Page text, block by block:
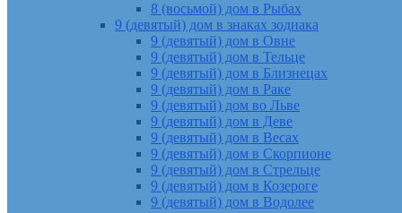
8 (восьмой) дом в Рыбах
9 (девятый) дом в знаках зодиака
9 (девятый) дом в Овне
9 (девятый) дом в Тельце
9 (девятый) дом в Близнецах
9 (девятый) дом в Раке
9 (девятый) дом во Льве
9 (девятый) дом в Деве
9 (девятый) дом в Весах
9 (девятый) дом в Скорпионе
9 (девятый) дом в Стрельце
9 (девятый) дом в Козероге
9 (девятый) дом в Водолее